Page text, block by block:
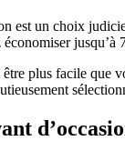
est un choix
plus facile que